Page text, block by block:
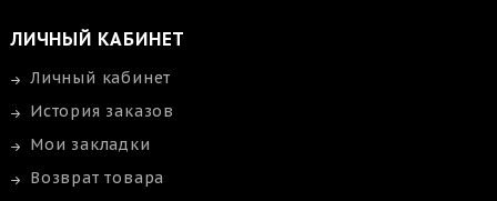
ЛИЧНЫЙ КАБИНЕТ
Личный кабинет
История заказов
Мои закладки
Возврат товара